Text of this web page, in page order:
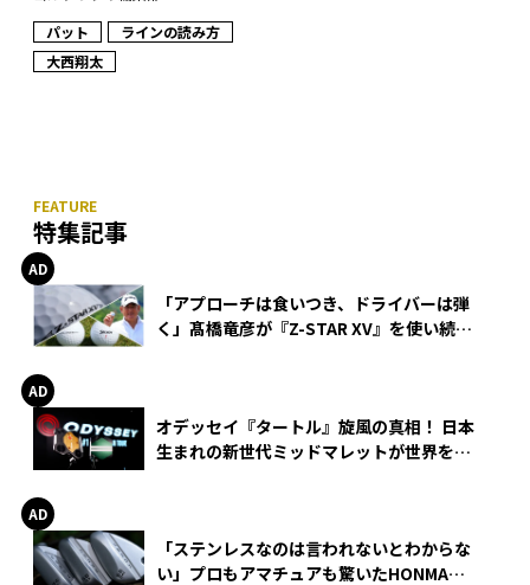
パット
ラインの読み方
大西翔太
特集記事
「アプローチは食いつき、ドライバーは弾
く」髙橋竜彦が『Z-STAR XV』を使い続け
オデッセイ『タートル』旋風の真相！ 日本
生まれの新世代ミッドマレットが世界を席
「ステンレスなのは言われないとわからな
い」プロもアマチュアも驚いたHONMA